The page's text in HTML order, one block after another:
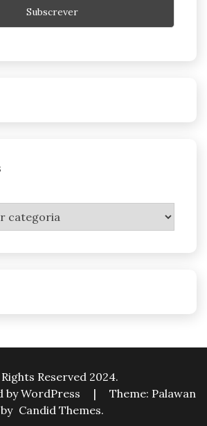
Rights Reserved 2024.
by WordPress
|
Theme: Palawan
by Candid Themes.